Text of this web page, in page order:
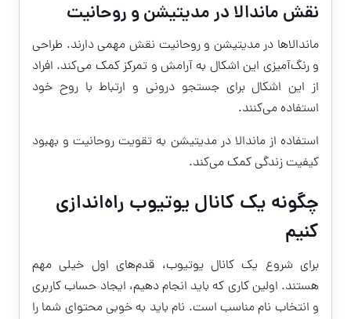
نقش ماندالا در مدیتیشن و روحانیت
ماندالاها در مدیتیشن و روحانیت نقش مهمی دارند. طراحی
و رنگ‌آمیزی این اشکال به آرامش و تمرکز کمک می‌کند. افراد
از این اشکال برای جستجو درونی و ارتباط با روح خود
استفاده می‌کنند.
استفاده از ماندالا در مدیتیشن به تقویت روحانیت و بهبود
کیفیت زندگی کمک می‌کند.
چگونه یک کانال یوتیوب راه‌اندازی
کنیم
برای شروع یک کانال یوتیوب، قدم‌های اول خیلی مهم
هستند. اولین کاری که باید انجام دهیم، ایجاد حساب کاربری
و انتخاب نام مناسب است. نام باید به خوبی محتوای شما را